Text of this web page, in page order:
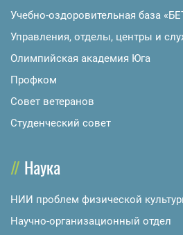
Учебно-оздоровительная база
Управления, отделы, центры и
Олимпийская академия Юга
Профком
Совет ветеранов
Студенческий совет
Наука
НИИ проблем физической
Научно-организационный отдел